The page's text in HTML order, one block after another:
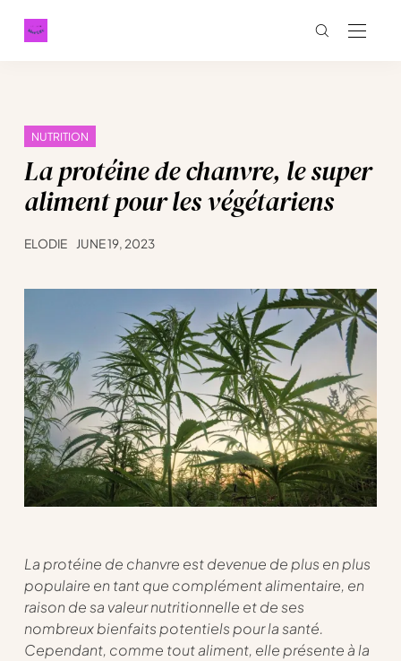
NUTRITION
La protéine de chanvre, le super
aliment pour les végétariens
ELODIE JUNE 19, 2023
La protéine de chanvre est devenue de plus en plus
populaire en tant que complément alimentaire, en
raison de sa valeur nutritionnelle et de ses
nombreux bienfaits potentiels pour la santé.
Cependant, comme tout aliment, elle présente à la